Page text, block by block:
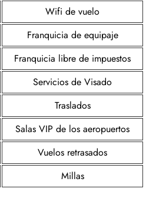
Wifi de vuelo
Franquicia de equipaje
Franquicia libre de impuestos
Servicios de Visado
Traslados
Salas VIP de los aeropuertos
Vuelos retrasados
Millas